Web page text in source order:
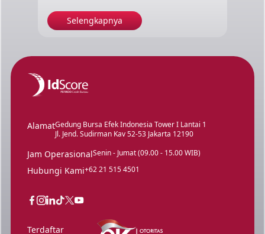
Selengkapnya
AlamatGedung Bursa Efek Indonesia Tower I Lantai 1
Jl. Jend. Sudirman Kav 52-53 Jakarta 12190
Jam OperasionalSenin - Jumat (09.00 - 15.00 WIB)
Hubungi Kami+62 21 515 4501
Terdaftar